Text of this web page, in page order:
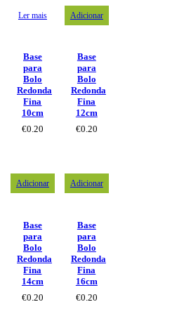
Ler mais
Base
para
Bolo
Redonda
Fina
10cm
€0.20
Adicionar
Base
para
Bolo
Redonda
Fina
12cm
€0.20
Adicionar
Base
para
Bolo
Redonda
Fina
14cm
€0.20
Adicionar
Base
para
Bolo
Redonda
Fina
16cm
€0.20